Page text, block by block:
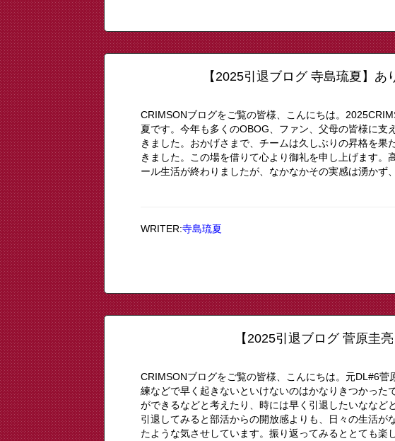
【2025引退ブログ 寺島琉夏】あ
CRIMSONブログをご覧の皆様、こんにちは。
夏です。今年も多くのOBOG、ファン、父母の皆様に支
きました。おかげさまで、チームは久しぶりの昇格を果
きました。この場を借りて心より御礼を申し上げます。
ール生活が終わりましたが、なかなかその実感は湧かず
WRITER:寺島琉夏
【2025引退ブログ 菅原圭
CRIMSONブログをご覧の皆様、こんにちは。元DL#6菅
練などで早く起きないといけないのはかなりきつかった
ができるなどと考えたり、時には早く引退したいななど
引退してみると部活からの開放感よりも、日々の生活が
たような気させしています。振り返ってみるととても楽